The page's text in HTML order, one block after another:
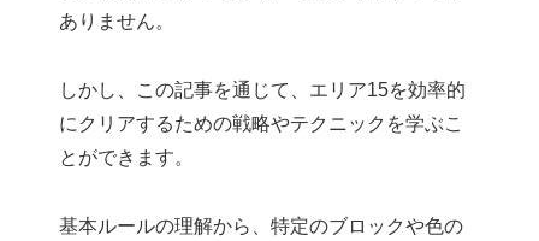
ありません。
しかし、この記事を通じて、エリア15を効率的
にクリアするための戦略やテクニックを学ぶこ
とができます。
基本ルールの理解から、特定のブロックや色の